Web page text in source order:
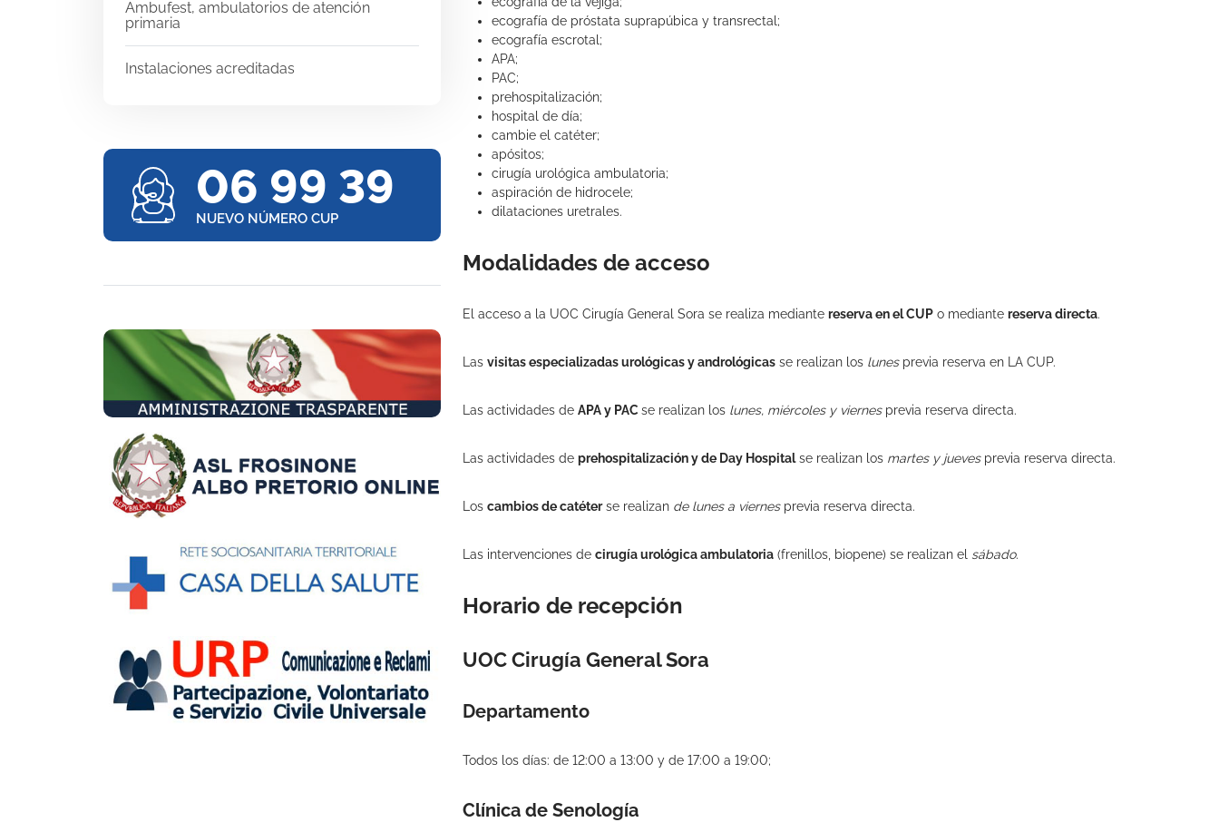
Ambufest, ambulatorios de atención
primaria
Instalaciones acreditadas
ecografía de próstata suprapúbica y transrectal;
ecografía escrotal;
APA;
PAC;
prehospitalización;
hospital de día;
cambie el catéter;
apósitos;
cirugía urológica ambulatoria;
aspiración de hidrocele;
dilataciones uretrales.
Modalidades de acceso
El acceso a la UOC Cirugía General Sora se realiza mediante reserva en el CUP o mediante reserva directa.
Las visitas especializadas urológicas y andrológicas se realizan los lunesprevia reserva en LA CUP.
Las actividades de APA y PAC se realizan los lunes, miércoles y viernesprevia reserva directa.
Las actividades de prehospitalización y de Day Hospitalse realizan los martes y juevesprevia reserva directa.
Los cambios de catéterse realizan de lunes a viernesprevia reserva directa.
Las intervenciones de cirugía urológica ambulatoria (frenillos, biopene) se realizan el sábado.
Horario de recepción
UOC Cirugía General Sora
Departamento
Todos los días: de 12:00 a 13:00 y de 17:00 a 19:00;
Clínica de Senología
06 99 39
NUEVO NÚMERO CUP